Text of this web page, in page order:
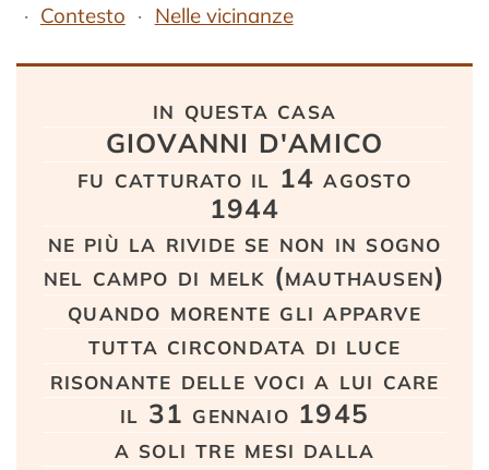
Contesto
Nelle vicinanze
in questa casa
GIOVANNI D'AMICO
fu catturato il 14 agosto
1944
ne più la rivide se non in sogno
nel campo di melk (mauthausen)
quando morente gli apparve
tutta circondata di luce
risonante delle voci a lui care
il 31 gennaio 1945
a soli tre mesi dalla